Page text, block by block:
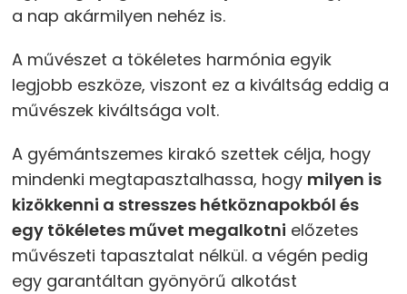
a nap akármilyen nehéz is.
A művészet a tökéletes harmónia egyik
legjobb eszköze, viszont ez a kiváltság eddig a
művészek kiváltsága volt.
A gyémántszemes kirakó szettek célja, hogy
mindenki megtapasztalhassa, hogy milyen is
kizökkenni a stresszes hétköznapokból és
egy tökéletes művet megalkotni előzetes
művészeti tapasztalat nélkül. a végén pedig
egy garantáltan gyönyörű alkotást